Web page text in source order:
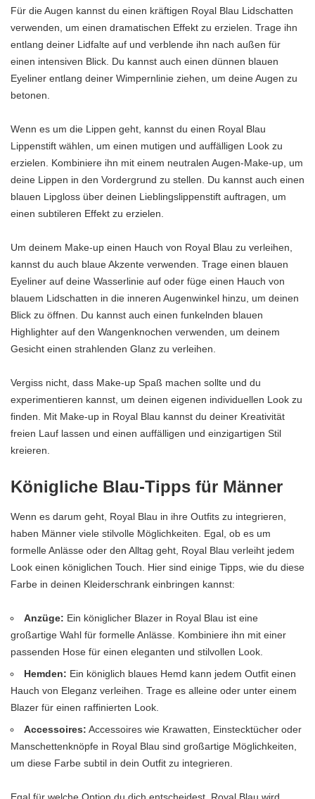
Für die Augen kannst du einen kräftigen Royal Blau Lidschatten
verwenden, um einen dramatischen Effekt zu erzielen. Trage ihn
entlang deiner Lidfalte auf und verblende ihn nach außen für
einen intensiven Blick. Du kannst auch einen dünnen blauen
Eyeliner entlang deiner Wimpernlinie ziehen, um deine Augen zu
betonen.
Wenn es um die Lippen geht, kannst du einen Royal Blau
Lippenstift wählen, um einen mutigen und auffälligen Look zu
erzielen. Kombiniere ihn mit einem neutralen Augen-Make-up, um
deine Lippen in den Vordergrund zu stellen. Du kannst auch einen
blauen Lipgloss über deinen Lieblingslippenstift auftragen, um
einen subtileren Effekt zu erzielen.
Um deinem Make-up einen Hauch von Royal Blau zu verleihen,
kannst du auch blaue Akzente verwenden. Trage einen blauen
Eyeliner auf deine Wasserlinie auf oder füge einen Hauch von
blauem Lidschatten in die inneren Augenwinkel hinzu, um deinen
Blick zu öffnen. Du kannst auch einen funkelnden blauen
Highlighter auf den Wangenknochen verwenden, um deinem
Gesicht einen strahlenden Glanz zu verleihen.
Vergiss nicht, dass Make-up Spaß machen sollte und du
experimentieren kannst, um deinen eigenen individuellen Look zu
finden. Mit Make-up in Royal Blau kannst du deiner Kreativität
freien Lauf lassen und einen auffälligen und einzigartigen Stil
kreieren.
Königliche Blau-Tipps für Männer
Wenn es darum geht, Royal Blau in ihre Outfits zu integrieren,
haben Männer viele stilvolle Möglichkeiten. Egal, ob es um
formelle Anlässe oder den Alltag geht, Royal Blau verleiht jedem
Look einen königlichen Touch. Hier sind einige Tipps, wie du diese
Farbe in deinen Kleiderschrank einbringen kannst:
Anzüge: Ein königlicher Blazer in Royal Blau ist eine
großartige Wahl für formelle Anlässe. Kombiniere ihn mit einer
passenden Hose für einen eleganten und stilvollen Look.
Hemden: Ein königlich blaues Hemd kann jedem Outfit einen
Hauch von Eleganz verleihen. Trage es alleine oder unter einem
Blazer für einen raffinierten Look.
Accessoires: Accessoires wie Krawatten, Einstecktücher oder
Manschettenknöpfe in Royal Blau sind großartige Möglichkeiten,
um diese Farbe subtil in dein Outfit zu integrieren.